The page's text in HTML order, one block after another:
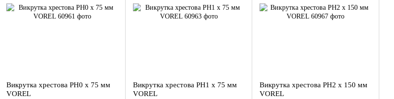
Викрутка хрестова PH0 x 75 мм
VOREL
Викрутка хрестова PH1 x 75 мм
VOREL
Викрутка хрестова PH2 x 150 мм
VOREL